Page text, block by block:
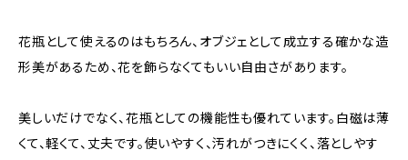
花瓶として使えるのはもちろん、オブジェとして成立する確かな造
形美があるため、花を飾らなくてもいい自由さがあります。
美しいだけでなく、花瓶としての機能性も優れています。白磁は薄
くて、軽くて、丈夫です。使いやすく、汚れがつきにくく、落としやす